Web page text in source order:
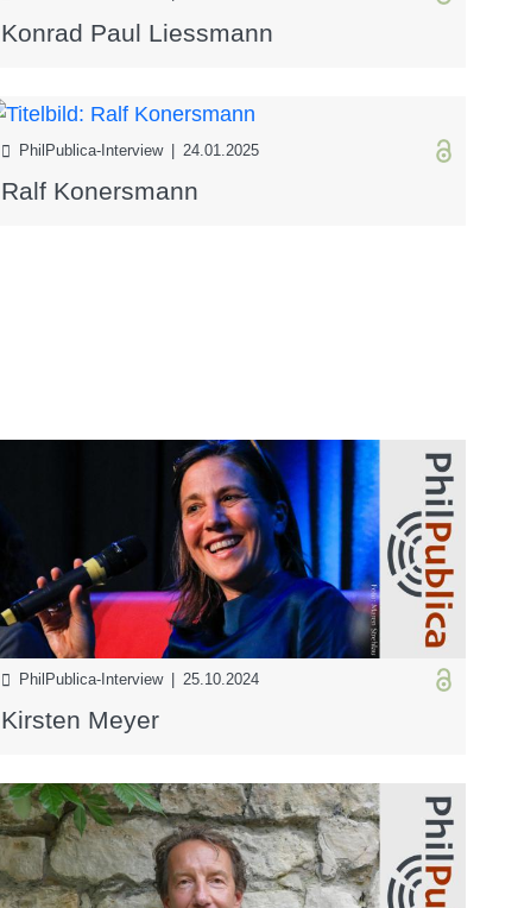
Konrad Paul Liessmann
PhilPublica-Interview | 24.01.2025
Ralf Konersmann
PhilPublica-Interview | 25.10.2024
Kirsten Meyer